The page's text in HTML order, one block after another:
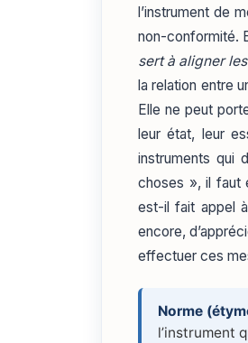
l’instrument de
non-conformité.
sert à aligner
la relation entre
Elle ne peut
leur état, leur
instruments qui
choses », il faut
est-il fait appel
encore,
effectuer ces
Norme
l’instrument